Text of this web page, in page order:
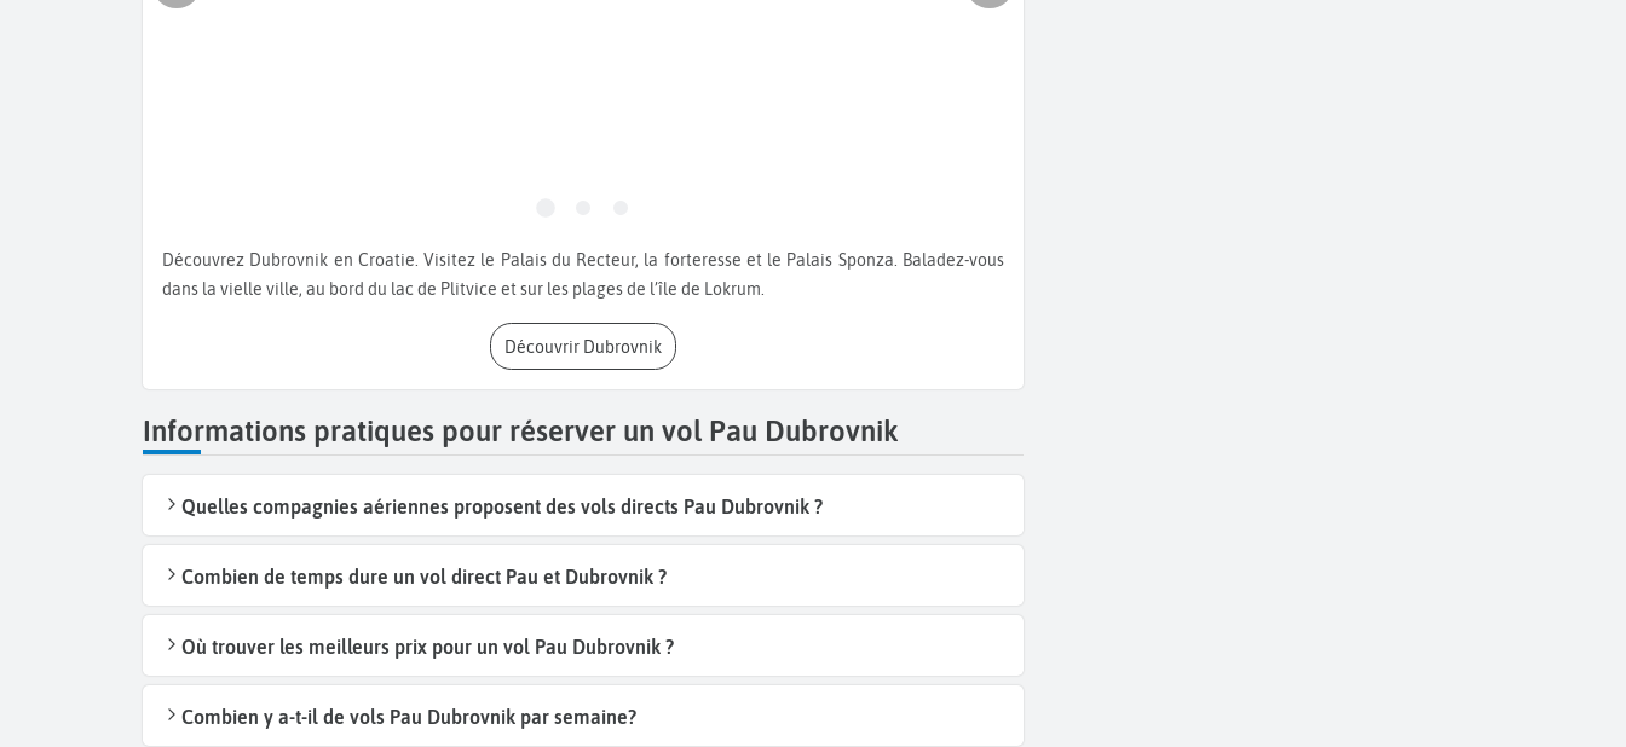
Découvrez Dubrovnik en Croatie. Visitez le Palais du Recteur, la forteresse et le Palais Sponza. Baladez-vous
dans la vielle ville, au bord du lac de Plitvice et sur les plages de l’île de Lokrum.
Découvrir Dubrovnik
Informations pratiques pour réserver un vol Pau Dubrovnik
Quelles compagnies aériennes proposent des vols directs Pau Dubrovnik ?
Combien de temps dure un vol direct Pau et Dubrovnik ?
Où trouver les meilleurs prix pour un vol Pau Dubrovnik ?
Combien y a-t-il de vols Pau Dubrovnik par semaine?